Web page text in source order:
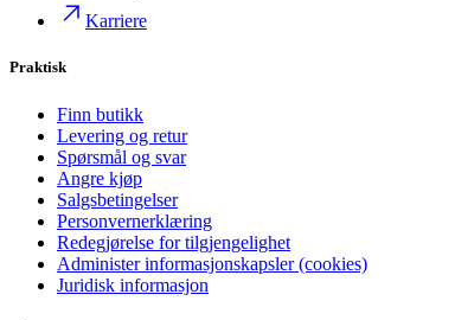
Karriere
Praktisk
Finn butikk
Levering og retur
Spørsmål og svar
Angre kjøp
Salgsbetingelser
Personvernerklæring
Redegjørelse for tilgjengelighet
Administer informasjonskapsler (cookies)
Juridisk informasjon